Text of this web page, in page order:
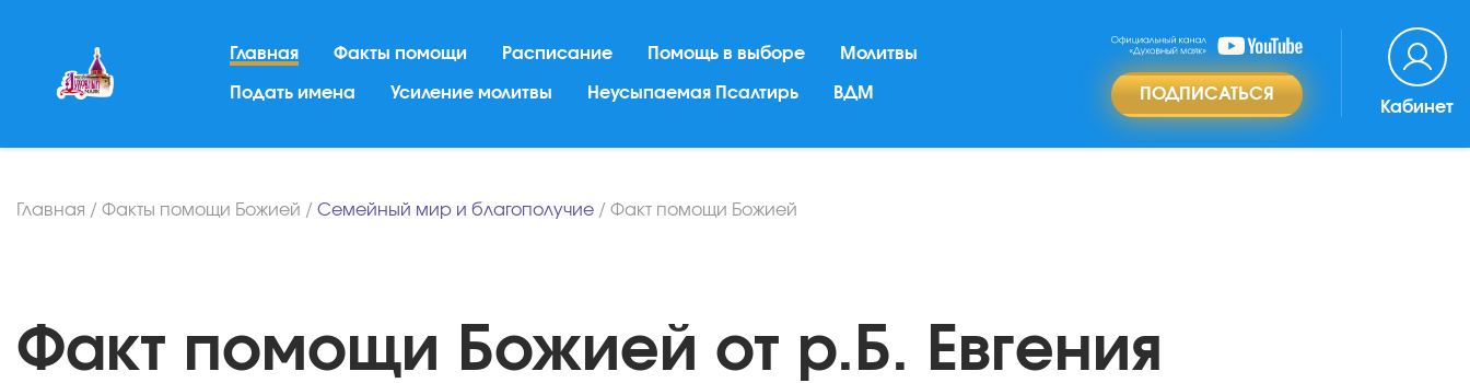
Главная Факты помощи Расписание Помощь в выборе Молитвы
Подать имена Усиление молитвы Неусыпаемая Псалтирь ВДМ ПОДПИСАТЬСЯ
Кабинет
Главная / Факты помощи Божией / Семейный мир и благополучие / Факт помощи Божией
Факт помощи Божией от р.Б. Евгения